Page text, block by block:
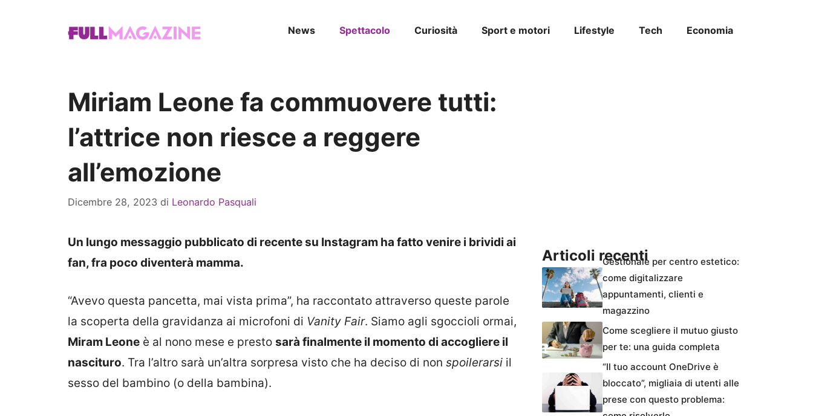
News Spettacolo Curiosità Sport e motori Lifestyle Tech Economia
Miriam Leone fa commuovere tutti:
l’attrice non riesce a reggere
all’emozione
Dicembre 28, 2023 di Leonardo Pasquali
Un lungo messaggio pubblicato di recente su Instagram ha fatto venire i brividi ai
fan, fra poco diventerà mamma.
“Avevo questa pancetta, mai vista prima”, ha raccontato attraverso queste parole
la scoperta della gravidanza ai microfoni di Vanity Fair. Siamo agli sgoccioli ormai,
Miram Leone è al nono mese e presto sarà finalmente il momento di accogliere il
nascituro. Tra l’altro sarà un’altra sorpresa visto che ha deciso di non spoilerarsi il
sesso del bambino (o della bambina).
Articoli recentiGestionale per centro estetico:
come digitalizzare
appuntamenti, clienti e
magazzino
Come scegliere il mutuo giusto
per te: una guida completa
“Il tuo account OneDrive è
bloccato”, migliaia di utenti alle
prese con questo problema: